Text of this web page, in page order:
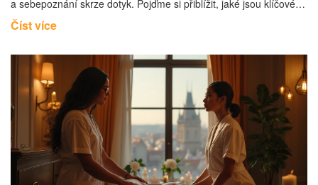
a sebepoznání skrze dotyk. Pojďme si přiblížit, jaké jsou klíčové
rozdíly a proč je tantrická masáž stále populárnější.
Číst více